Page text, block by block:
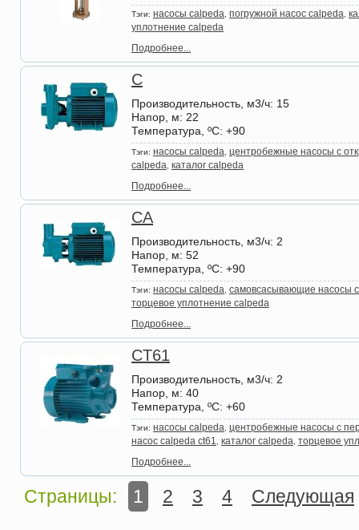
Тэги: насосы calpeda погружной насос calpeda
уплотнение calpeda
Подробнее...
C
Производительность, м3/ч: 15
Напор, м: 22
Температура, ºС: +90
Тэги: насосы calpeda центробежные насосы с
calpeda каталог calpeda
Подробнее...
CA
Производительность, м3/ч: 2
Напор, м: 52
Температура, ºС: +90
Тэги: насосы calpeda самовсасывающие насосы
торцевое уплотнение calpeda
Подробнее...
CT61
Производительность, м3/ч: 2
Напор, м: 40
Температура, ºС: +60
Тэги: насосы calpeda центробежные насосы с
насос calpeda ct61 каталог calpeda торцевое
Подробнее...
Страницы: 1 2 3 4 Следующая